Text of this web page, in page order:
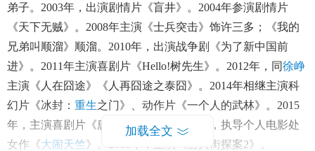
弟子。2003年，出演剧情片《盲井》。2004年参演剧情片
《天下无贼》。2008年主演《士兵突击》饰许三多；《我的
兄弟叫顺溜》顺溜。2010年，出演战争剧《为了新中国前
进》。2011年主演喜剧片《Hello!树先生》。2012年，同徐峥
主演《人在囧途》《人再囧途之泰囧》。2014年相继主演科
幻片《冰封： 重生之门》、动作片《一个人的武林》。2015
年，主演喜剧片《唐人街探案》。2016年，执导个人电影处
女作《大闹天竺》。2018年，主演《唐人街探案2》。
加载全文